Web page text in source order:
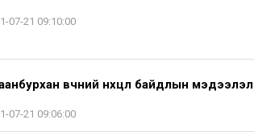
07-21 09:10:00
өвчний нөхцөл байдлын мэдээлэл
07-21 09:06:00